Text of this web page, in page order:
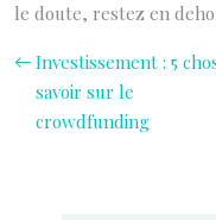
le doute, restez en
Investissement : 5
savoir sur le
crowdfunding